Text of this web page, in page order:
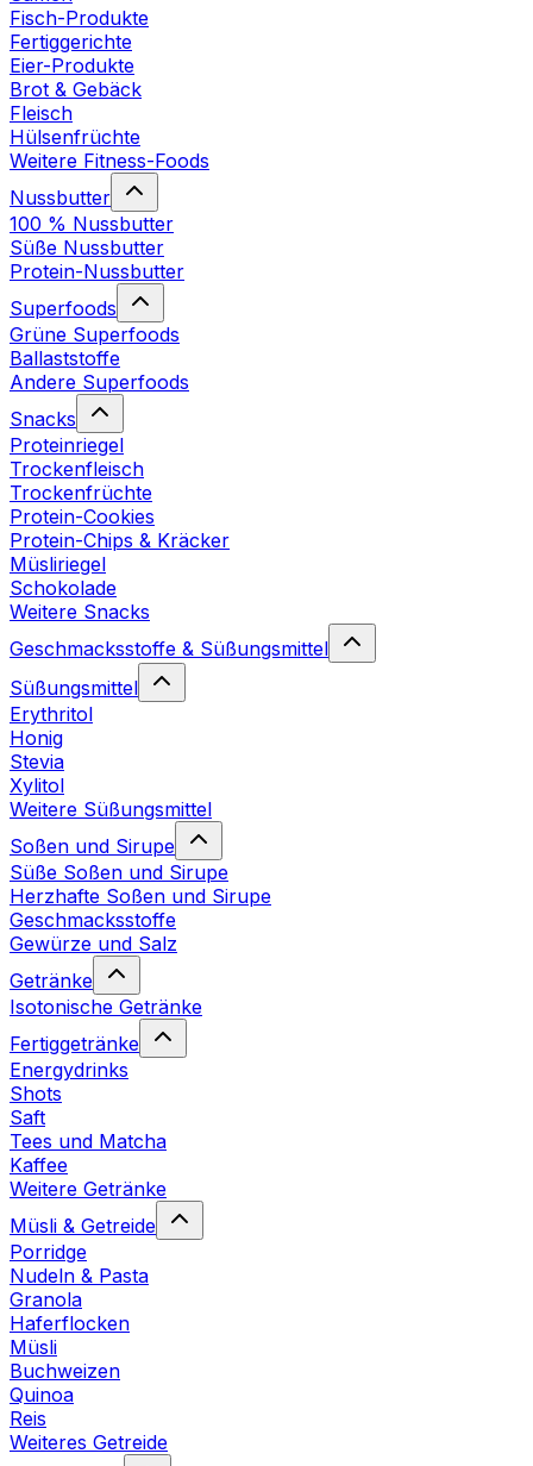
Fisch-Produkte
Fertiggerichte
Eier-Produkte
Brot & Gebäck
Fleisch
Hülsenfrüchte
Weitere Fitness-Foods
Nussbutter
100 % Nussbutter
Süße Nussbutter
Protein-Nussbutter
Superfoods
Grüne Superfoods
Ballaststoffe
Andere Superfoods
Snacks
Proteinriegel
Trockenfleisch
Trockenfrüchte
Protein-Cookies
Protein-Chips & Kräcker
Müsliriegel
Schokolade
Weitere Snacks
Geschmacksstoffe & Süßungsmittel
Süßungsmittel
Erythritol
Honig
Stevia
Xylitol
Weitere Süßungsmittel
Soßen und Sirupe
Süße Soßen und Sirupe
Herzhafte Soßen und Sirupe
Geschmacksstoffe
Gewürze und Salz
Getränke
Isotonische Getränke
Fertiggetränke
Energydrinks
Shots
Saft
Tees und Matcha
Kaffee
Weitere Getränke
Müsli & Getreide
Porridge
Nudeln & Pasta
Granola
Haferflocken
Müsli
Buchweizen
Quinoa
Reis
Weiteres Getreide